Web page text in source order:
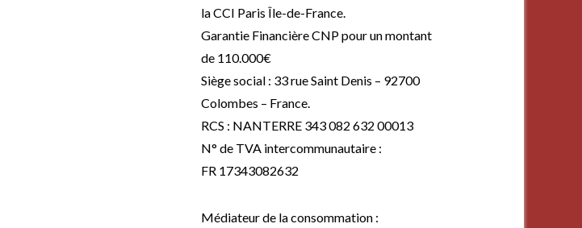
la CCI Paris Île-de-France.
Garantie Financière CNP pour un montant
de 110.000€
Siège social : 33 rue Saint Denis – 92700
Colombes – France.
RCS : NANTERRE 343 082 632 00013
N° de TVA intercommunautaire :
FR 17343082632
Médiateur de la consommation :